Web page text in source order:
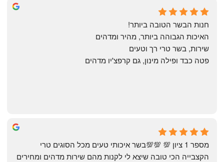
Annael Annael
8 months ago
The Artechology
a year ago
חנות הבשר הטובה ביותר!
האיכות הגבוהה ביותר, מהיר ומדהים
שירות, בשר טרי רך וטעים
פטה כבד ופילה מינון, גם קרפצ'יו מדהים